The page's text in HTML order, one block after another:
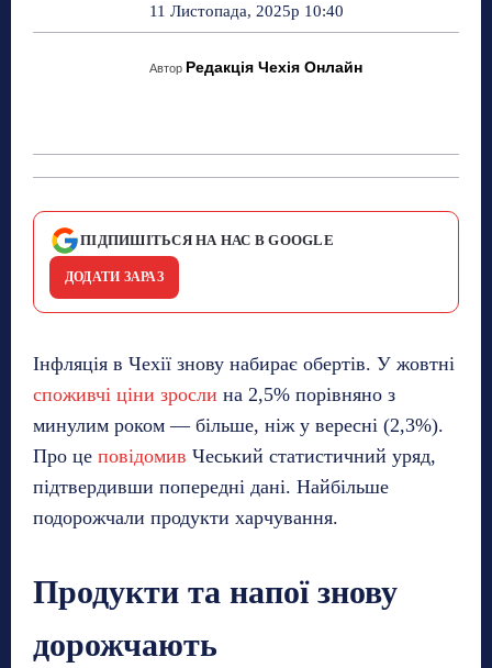
11 Листопада, 2025р 10:40
Автор Редакція Чехія Онлайн
ПІДПИШІТЬСЯ НА НАС В GOOGLE
ДОДАТИ ЗАРАЗ
Інфляція в Чехії знову набирає обертів. У жовтні
споживчі ціни зросли на 2,5% порівняно з
минулим роком — більше, ніж у вересні (2,3%).
Про це повідомив Чеський статистичний уряд,
підтвердивши попередні дані. Найбільше
подорожчали продукти харчування.
Продукти та напої знову
дорожчають